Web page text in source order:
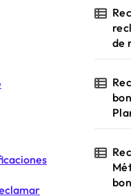
:
de